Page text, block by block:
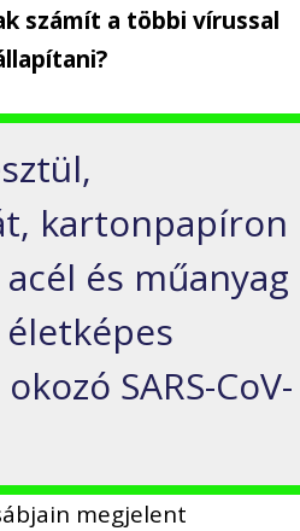
számít a többi vírussal
kartonpapíron
és műanyag
SARS-CoV-
megjelent